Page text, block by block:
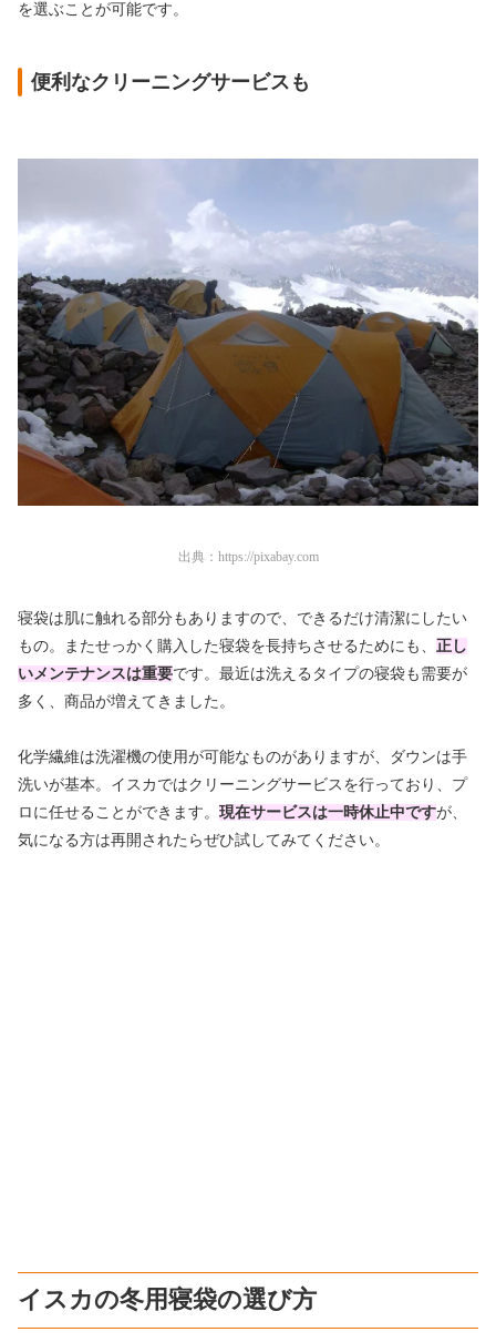
を選ぶことが可能です。
便利なクリーニングサービスも
出典： https://pixabay.com
寝袋は肌に触れる部分もありますので、できるだけ清潔にしたい
もの。またせっかく購入した寝袋を長持ちさせるためにも、 正し
いメンテナンスは重要です。最近は洗えるタイプの寝袋も需要が
多く、商品が増えてきました。
化学繊維は洗濯機の使用が可能なものがありますが、ダウンは手
洗いが基本。イスカではクリーニングサービスを行っており、プ
ロに任せることができます。 現在サービスは一時休止中ですが、
気になる方は再開されたらぜひ試してみてください。
イスカの冬用寝袋の選び方